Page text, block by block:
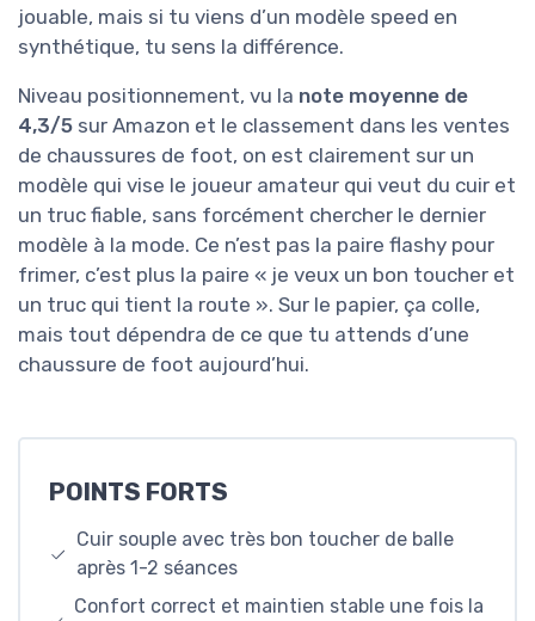
jouable, mais si tu viens d’un modèle speed en
synthétique, tu sens la différence.
Niveau positionnement, vu la note moyenne de
4,3/5 sur Amazon et le classement dans les ventes
de chaussures de foot, on est clairement sur un
modèle qui vise le joueur amateur qui veut du cuir et
un truc fiable, sans forcément chercher le dernier
modèle à la mode. Ce n’est pas la paire flashy pour
frimer, c’est plus la paire « je veux un bon toucher et
un truc qui tient la route ». Sur le papier, ça colle,
mais tout dépendra de ce que tu attends d’une
chaussure de foot aujourd’hui.
POINTS FORTS
Cuir souple avec très bon toucher de balle
après 1-2 séances
Confort correct et maintien stable une fois la